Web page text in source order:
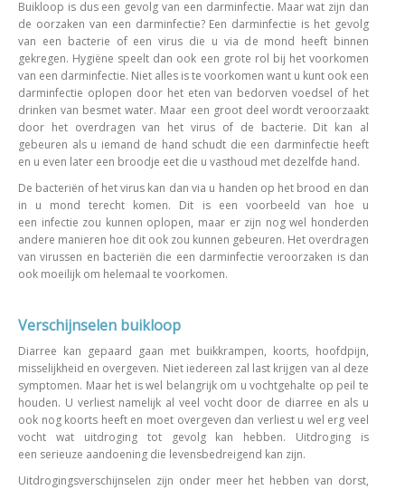
Buikloop is dus een gevolg van een darminfectie. Maar wat zijn dan
de oorzaken van een darminfectie? Een darminfectie is het gevolg
van een bacterie of een virus die u via de mond heeft binnen
gekregen. Hygiëne speelt dan ook een grote rol bij het voorkomen
van een darminfectie. Niet alles is te voorkomen want u kunt ook een
darminfectie oplopen door het eten van bedorven voedsel of het
drinken van besmet water. Maar een groot deel wordt veroorzaakt
door het overdragen van het virus of de bacterie. Dit kan al
gebeuren als u iemand de hand schudt die een darminfectie heeft
en u even later een broodje eet die u vasthoud met dezelfde hand.
De bacteriën of het virus kan dan via u handen op het brood en dan
in u mond terecht komen. Dit is een voorbeeld van hoe u
een infectie zou kunnen oplopen, maar er zijn nog wel honderden
andere manieren hoe dit ook zou kunnen gebeuren. Het overdragen
van virussen en bacteriën die een darminfectie veroorzaken is dan
ook moeilijk om helemaal te voorkomen.
Verschijnselen buikloop
Diarree kan gepaard gaan met buikkrampen, koorts, hoofdpijn,
misselijkheid en overgeven. Niet iedereen zal last krijgen van al deze
symptomen. Maar het is wel belangrijk om u vochtgehalte op peil te
houden. U verliest namelijk al veel vocht door de diarree en als u
ook nog koorts heeft en moet overgeven dan verliest u wel erg veel
vocht wat uitdroging tot gevolg kan hebben. Uitdroging is
een serieuze aandoening die levensbedreigend kan zijn.
Uitdrogingsverschijnselen zijn onder meer het hebben van dorst,